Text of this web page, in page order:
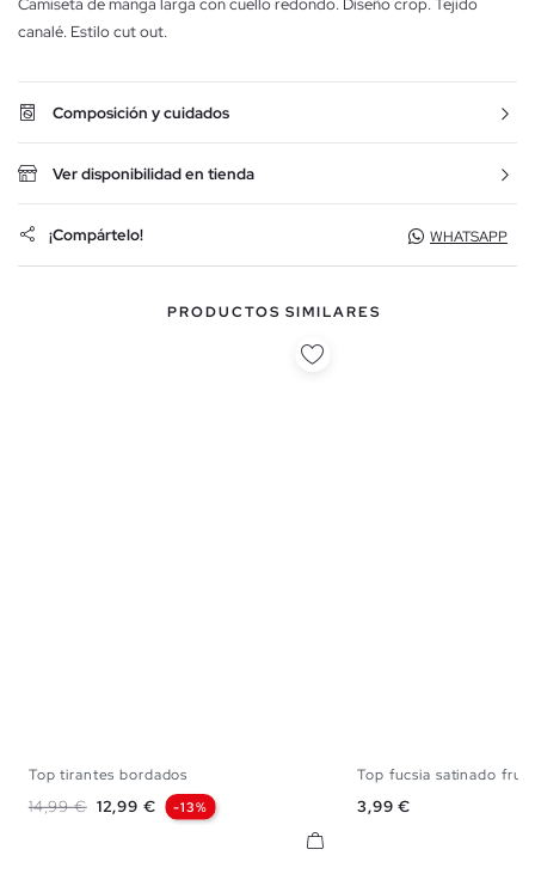
canalé. Estilo cut out.
Composición y cuidados
Ver disponibilidad en tienda
¡Compártelo! WHATSAPP
PRODUCTOS SIMILARES
Top tirantes bordados
Precio base
14,99 € Precio
12,99 € -13%
Top fucsia satinado
Precio
3,99 €